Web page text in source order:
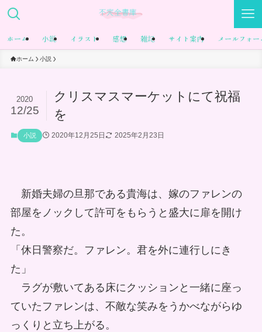
ホーム 小説 イラスト 感想 雑記 サイト案内 メールフォー
ホーム 小説
クリスマスマーケットにて祝福
を
2020
12/25
小説 2020年12月25日 2025年2月23日
新婚夫婦の旦那である貴海は、嫁のファレンの
部屋をノックして許可をもらうと盛大に扉を開け
た。
「休日警察だ。ファレン。君を外に連行しにき
た」
ラグが敷いてある床にクッションと一緒に座っ
ていたファレンは、不敵な笑みをうかべながらゆ
っくりと立ち上がる。